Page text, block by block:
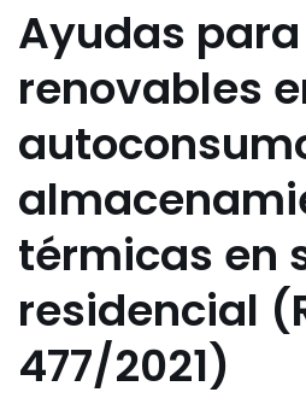
Ayudas
renovables
térmicas en
residencial
477/2021)